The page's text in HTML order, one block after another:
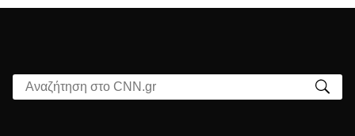
Αναζήτηση στο CNN.gr